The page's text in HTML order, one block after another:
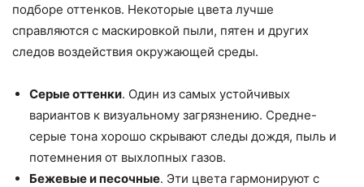
подборе оттенков. Некоторые цвета лучше
справляются с маскировкой пыли, пятен и других
следов воздействия окружающей среды.
Серые оттенки. Один из самых устойчивых
вариантов к визуальному загрязнению. Средне-
серые тона хорошо скрывают следы дождя, пыль и
потемнения от выхлопных газов.
Бежевые и песочные. Эти цвета гармонируют с